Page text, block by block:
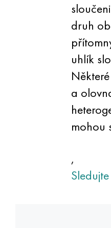
druh
uhlík
a
mohou
,